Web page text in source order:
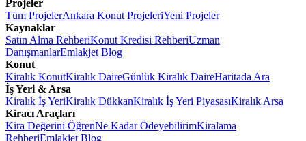
Projeler
Tüm ProjelerAnkara Konut ProjeleriYeni Projeler
Kaynaklar
Satın Alma RehberiKonut Kredisi RehberiUzman
DanışmanlarEmlakjet Blog
Konut
Kiralık KonutKiralık DaireGünlük Kiralık DaireHaritada Ara
İş Yeri & Arsa
Kiralık İş YeriKiralık DükkanKiralık İş Yeri PiyasasıKiralık Arsa
Kiracı Araçları
Kira Değerini ÖğrenNe Kadar ÖdeyebilirimKiralama
RehberiEmlakjet Blog